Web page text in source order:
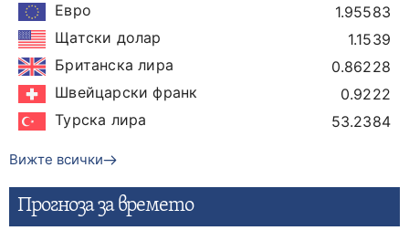
Евро
1.95583
Щатски долар
1.1539
Британска лира
0.86228
Швейцарски франк
0.9222
Турска лира
53.2384
Вижте всички
Прогнозa за времето